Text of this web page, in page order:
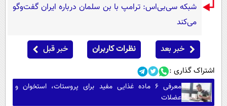
شبکه سی‌بی‌اس: ترامپ با بن سلمان درباره ایران گفت‌وگو
می‌کند
خبر بعد نظرات کاربران خبر قبل
اشتراک گذاری :
معرفی ۶ ماده غذایی مفید برای پروستات، استخوان و
عضلات